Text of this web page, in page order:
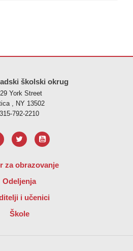
školski okrug
York Street
, NY 13502
315-792-2210
za obrazovanje
Odeljenja
i učenici
Škole